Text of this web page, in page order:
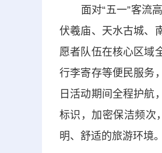
面对“五一”客流高
伏羲庙、天水古城、
愿者队伍在核心区域
行李寄存等便民服务
日活动期间全程护航
标识，加密保洁频次
明、舒适的旅游环境。